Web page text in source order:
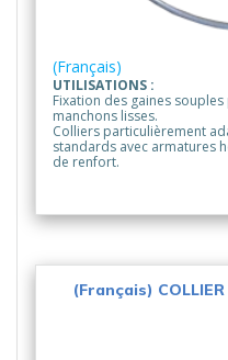
(Français)
UTILISATIONS :
Fixation des gaines
manchons lisses.
Colliers particulièrement
standards avec armatures
de renfort.
(Français)